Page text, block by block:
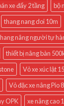
xe đẩy 2 tầng
bộ
thang nang doi 10m
nâng người tự
thiết bị nâng bàn
Vỏ xe xúc lật
Vỏ đặc xe nâng Pio
OPK
xe nâng cao